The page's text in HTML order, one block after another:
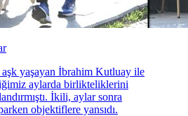
aşk yaşayan İbrahim Kutluay ile
aylarda birlikteliklerini
İkili, aylar sonra
objektiflere yansıdı.